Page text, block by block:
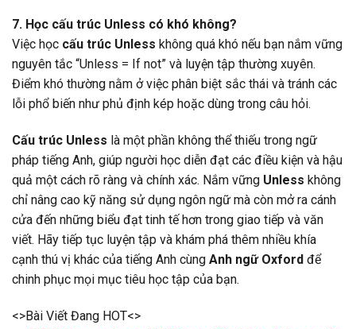
7. Học cấu trúc Unless có khó không?
Việc học cấu trúc Unless không quá khó nếu bạn nắm vững
nguyên tắc “Unless = If not” và luyện tập thường xuyên.
Điểm khó thường nằm ở việc phân biệt sắc thái và tránh các
lỗi phổ biến như phủ định kép hoặc dùng trong câu hỏi.
Cấu trúc Unless là một phần không thể thiếu trong ngữ
pháp tiếng Anh, giúp người học diễn đạt các điều kiện và hậu
quả một cách rõ ràng và chính xác. Nắm vững Unless không
chỉ nâng cao kỹ năng sử dụng ngôn ngữ mà còn mở ra cánh
cửa đến những biểu đạt tinh tế hơn trong giao tiếp và văn
viết. Hãy tiếp tục luyện tập và khám phá thêm nhiều khía
cạnh thú vị khác của tiếng Anh cùng Anh ngữ Oxford để
chinh phục mọi mục tiêu học tập của bạn.
<>Bài Viết Đang HOT<>